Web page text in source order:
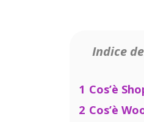
Indice
1 Cos’è
2 Cos’è